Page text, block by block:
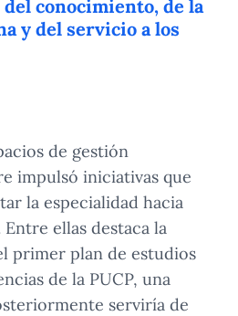
conocimiento, de la
y del servicio a los
de gestión
impulsó iniciativas que
la especialidad hacia
ellas destaca la
primer plan de estudios
de la PUCP, una
serviría de